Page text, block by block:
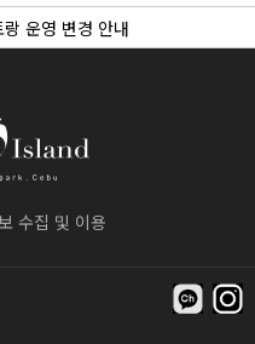
운영 변경 안내
수집 및 이용